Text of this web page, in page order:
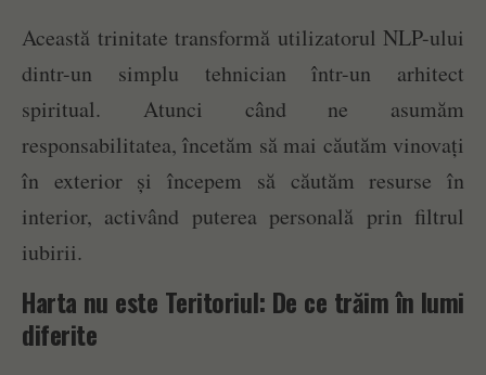
Această trinitate transformă utilizatorul NLP-ului
dintr-un simplu tehnician într-un arhitect
spiritual. Atunci când ne asumăm
responsabilitatea, încetăm să mai căutăm vinovați
în exterior și începem să căutăm resurse în
interior, activând puterea personală prin filtrul
iubirii.
Harta nu este Teritoriul: De ce trăim în lumi
diferite